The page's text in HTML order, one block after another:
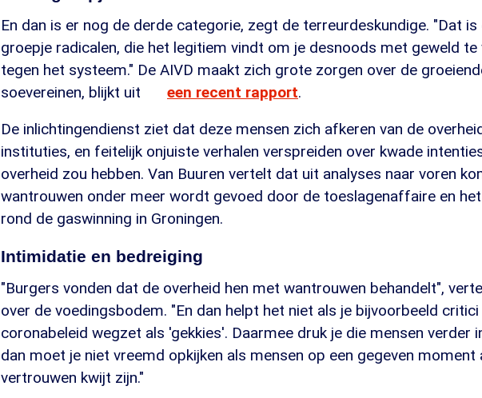
En dan is er nog de derde categorie, zegt de terreurdeskundige. "Dat is
groepje radicalen, die het legitiem vindt om je desnoods met geweld te
tegen het systeem." De AIVD maakt zich grote zorgen over de
soevereinen, blijkt uit
een recent rapport.
De inlichtingendienst ziet dat deze mensen zich afkeren van de
instituties, en feitelijk onjuiste verhalen verspreiden over kwade
overheid zou hebben. Van Buuren vertelt dat uit analyses naar voren
wantrouwen onder meer wordt gevoed door de toeslagenaffaire en
rond de gaswinning in Groningen.
Intimidatie en bedreiging
"Burgers vonden dat de overheid hen met wantrouwen behandelt",
over de voedingsbodem. "En dan helpt het niet als je bijvoorbeeld critici
coronabeleid wegzet als 'gekkies'. Daarmee druk je die mensen verder
dan moet je niet vreemd opkijken als mensen op een gegeven moment
vertrouwen kwijt zijn."